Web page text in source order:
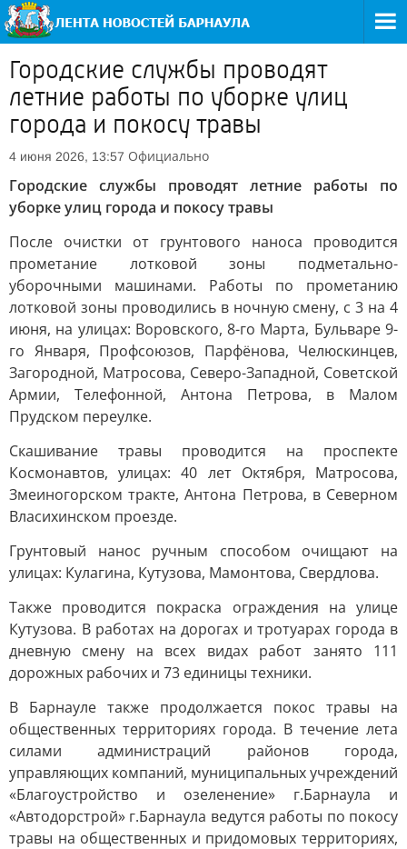
Городские службы проводят
летние работы по уборке улиц
города и покосу травы
4 июня 2026, 13:57 Официально
Городские службы проводят летние работы по
уборке улиц города и покосу травы
После очистки от грунтового наноса проводится
прометание лотковой зоны подметально-
уборочными машинами. Работы по прометанию
лотковой зоны проводились в ночную смену, с 3 на 4
июня, на улицах: Воровского, 8-го Марта, Бульваре 9-
го Января, Профсоюзов, Парфёнова, Челюскинцев,
Загородной, Матросова, Северо-Западной, Советской
Армии, Телефонной, Антона Петрова, в Малом
Прудском переулке.
Скашивание травы проводится на проспекте
Космонавтов, улицах: 40 лет Октября, Матросова,
Змеиногорском тракте, Антона Петрова, в Северном
Власихинском проезде.
Грунтовый нанос ручным способом очищают на
улицах: Кулагина, Кутузова, Мамонтова, Свердлова.
Также проводится покраска ограждения на улице
Кутузова. В работах на дорогах и тротуарах города в
дневную смену на всех видах работ занято 111
дорожных рабочих и 73 единицы техники.
В Барнауле также продолжается покос травы на
общественных территориях города. В течение лета
силами администраций районов города,
управляющих компаний, муниципальных учреждений
«Благоустройство и озеленение» г.Барнаула и
«Автодорстрой» г.Барнаула ведутся работы по покосу
травы на общественных и придомовых территориях,